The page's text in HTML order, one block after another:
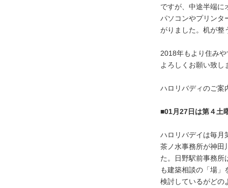
プレスリリース
セミナー・
太田陽子の何でもノート
ですが、中途半端
パソコンやプリンタ
がりました。机が整
2018年もより住み
よろしくお願い致し
ハロリバディのご案
■01月27日は第４土
ハロリバデイは毎月
茶ノ水事務所が神田
た。日野駅前事務所
も建築相談の「場」
検討しているがどの